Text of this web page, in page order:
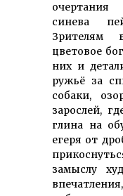
синева
Зрителям
цветовое
них и
ружьё за
собаки,
зарослей,
глина на
егеря от
замыслу